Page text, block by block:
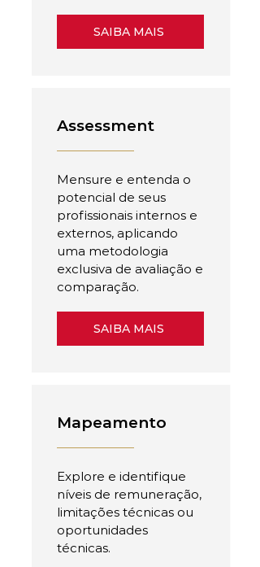
SAIBA MAIS
Assessment
Mensure e entenda o
potencial de seus
profissionais internos e
externos, aplicando
uma metodologia
exclusiva de avaliação e
comparação.
SAIBA MAIS
Mapeamento
Explore e identifique
níveis de remuneração,
limitações técnicas ou
oportunidades
técnicas.